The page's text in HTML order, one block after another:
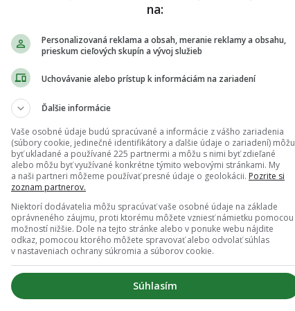
pokladnicami, porušujú zákon a hrozia im
a budeme pristupovať k podnikateľom,
kódu požiadali, a teda splnili si zákonnú
svoju zákonnú povinnosť nesplnili,“
zameraných na používanie elektronických
neskôr.
že máš postreh alebo si našiel v článku chybu, napíš nám
na redakcia@fontech.sk
TIP redakcii na článok
TERAZ ČÍTAJÚ
na:
Personalizovaná reklama a obsah, meranie reklamy a obsahu,
prieskum cieľových skupín a vývoj služieb
Uchovávanie alebo prístup k informáciám na zariadení
Ďalšie informácie
Vaše osobné údaje budú spracúvané a informácie z vášho zariadenia
(súbory cookie, jedinečné identifikátory a ďalšie údaje o zariadení) môžu
byť ukladané a používané 225 partnermi a môžu s nimi byť zdieľané
alebo môžu byť využívané konkrétne týmito webovými stránkami. My
a naši partneri môžeme používať presné údaje o geolokácii. Pozrite si
zoznam partnerov.
Niektorí dodávatelia môžu spracúvať vaše osobné údaje na základe
oprávneného záujmu, proti ktorému môžete vzniesť námietku pomocou
možností nižšie. Dole na tejto stránke alebo v ponuke webu nájdite
odkaz, pomocou ktorého môžete spravovať alebo odvolať súhlas
v nastaveniach ochrany súkromia a súborov cookie.
Súhlasím